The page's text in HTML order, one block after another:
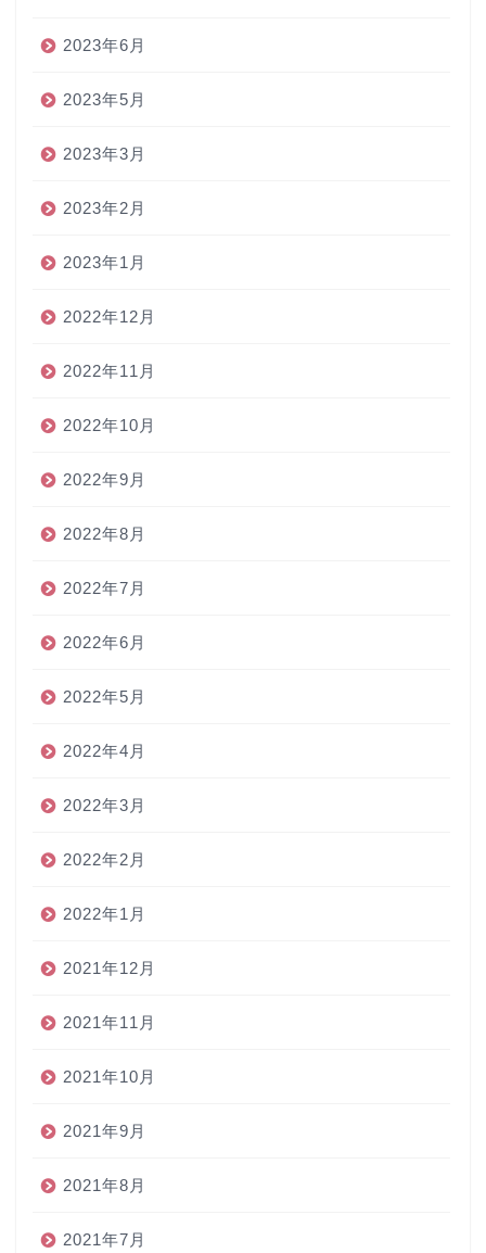
2023年6月
2023年5月
2023年3月
2023年2月
2023年1月
2022年12月
2022年11月
2022年10月
2022年9月
2022年8月
2022年7月
2022年6月
2022年5月
2022年4月
2022年3月
2022年2月
2022年1月
2021年12月
2021年11月
2021年10月
2021年9月
2021年8月
2021年7月